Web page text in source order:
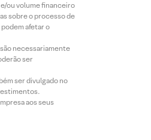
ou volume financeiro
sobre o processo de
afetar o
necessariamente
ser
ser divulgado no
aos seus